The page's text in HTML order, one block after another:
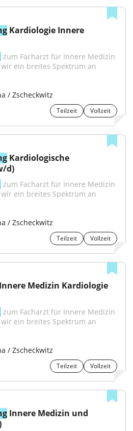
Kardiologie Innere
zum Facharzt für Innere Medizin
ein breites Spektrum an
/ Zscheckwitz
Teilzeit Vollzeit
Kardiologische
d)
zum Facharzt für Innere Medizin
ein breites Spektrum an
/ Zscheckwitz
Teilzeit Vollzeit
Innere Medizin Kardiologie
zum Facharzt für Innere Medizin
ein breites Spektrum an
/ Zscheckwitz
Teilzeit Vollzeit
Innere Medizin und